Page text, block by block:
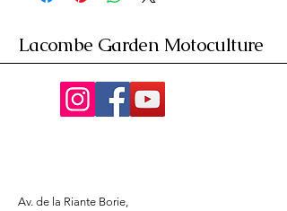
Lacombe Garden Motoculture
Av. de la Riante Borie,